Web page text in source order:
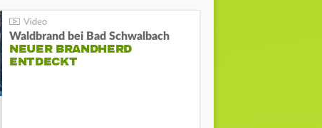
Waldbrand bei Bad Schwalbach
NEUER BRANDHERD
ENTDECKT